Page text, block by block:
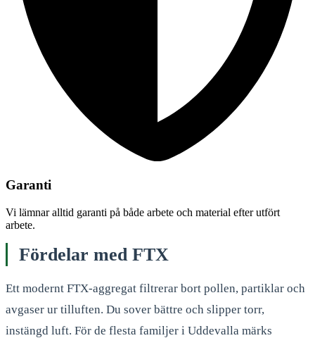
Garanti
Vi lämnar alltid garanti på både arbete och material efter utfört
arbete.
Fördelar med FTX
Ett modernt FTX-aggregat filtrerar bort pollen, partiklar och
avgaser ur tilluften. Du sover bättre och slipper torr,
instängd luft. För de flesta familjer i Uddevalla märks